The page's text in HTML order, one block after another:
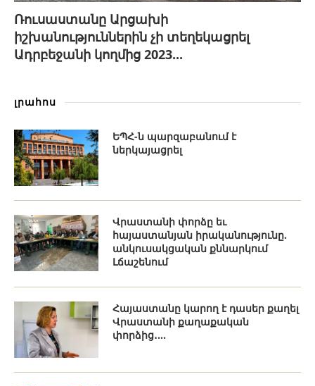
Ռուսաստանը Արցախի
իշխանություններին չի տեղեկացրել
Ադրբեջանի կողմից 2023...
լրահոս
ԵՊՀ-ն պարզաբանում է
ներկայացրել
Վրաստանի փորձը եւ
հայաստանյան իրականությունը.
անկուսակցական քննարկում
Լճաշենում
Հայաստանը կարող է դասեր քաղել
Վրաստանի քաղաքական
փորձից․...